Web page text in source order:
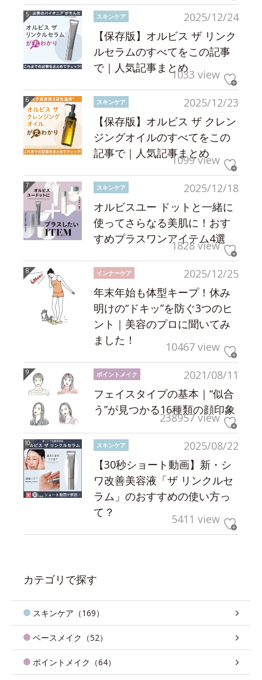
2025/12/24
スキンケア
【保存版】オルビス ザ リンク
ルセラムのすべてをこの記事
で｜人気記事まとめ1033 view
2025/12/23
スキンケア
【保存版】オルビス ザ クレン
ジングオイルのすべてをこの
記事で｜人気記事まとめ
1099 view
2025/12/18
スキンケア
オルビスユー ドットと一緒に
使ってさらなる美肌に！おす
すめプラスワンアイテム4選
1828 view
2025/12/25
インナーケア
年末年始も体型キープ！休み
明けの“ドキッ”を防ぐ3つのヒ
ント｜美容のプロに聞いてみ
ました！
10467 view
2021/08/11
ポイントメイク
フェイスタイプの基本｜“似合
う”が見つかる16種類の顔印象
238957 view
2025/08/22
スキンケア
【30秒ショート動画】新・シ
ワ改善美容液「ザ リンクルセ
ラム」のおすすめの使い方っ
て？
5411 view
カテゴリで探す
スキンケア（169）
ベースメイク（52）
ポイントメイク（64）